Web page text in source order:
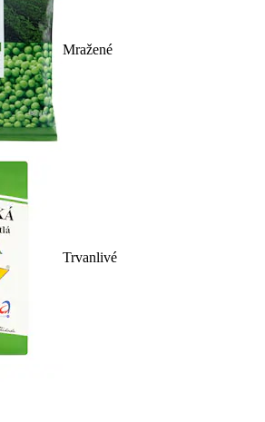
Mražené
Trvanlivé